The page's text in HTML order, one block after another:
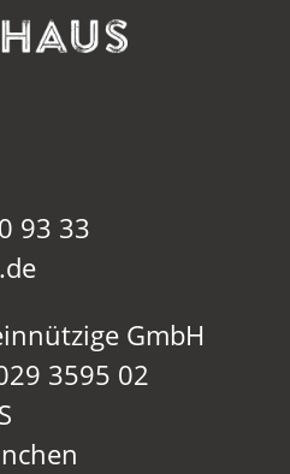
93 33
GmbH
3595 02